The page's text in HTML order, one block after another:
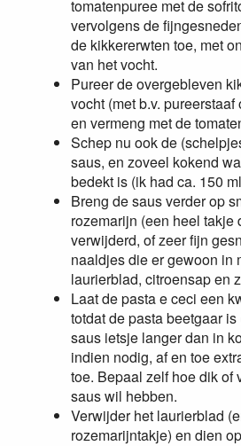
tomatenpuree met de
vervolgens de
de kikkererwten toe, met
van het vocht.
Pureer de overgebleven
vocht (met b.v.
en vermeng met de
Schep nu ook de
saus, en zoveel kokend
bedekt is (ik had ca. 150
Breng de saus verder op
rozemarijn (een heel takje
verwijderd, of zeer fijn
naaldjes die er gewoon in
laurierblad, citroensap en
Laat de pasta e ceci een
totdat de pasta beetgaar
saus ietsje langer dan in
indien nodig, af en toe
toe. Bepaal zelf hoe dik of
saus wil hebben.
Verwijder het laurierblad
rozemarijntakje) en dien